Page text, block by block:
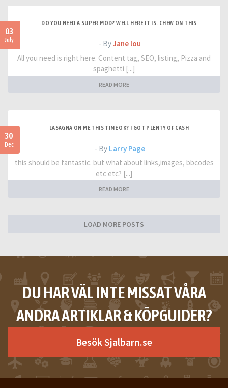
03
July
DO YOU NEED A SUPER MOD? WELL HERE IT IS. CHEW ON THIS
- ByJane lou
All you need is right here. Content tag, SEO, listing, Pizza and
spaghetti [...]
READ MORE
30
Dec
LASAGNA ON ME THIS TIME OK? I GOT PLENTY OF CASH
- By Larry Page
this should be fantastic. but what about links,images, bbcodes
etc etc? [...]
READ MORE
LOAD MORE POSTS
DU HAR VÄL INTE MISSAT VÅRA
ANDRA ARTIKLAR & KÖPGUIDER?
Besök Sjalbarn.se